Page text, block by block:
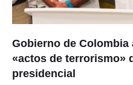
Gobierno de
«actos de terrorismo»
presidencial